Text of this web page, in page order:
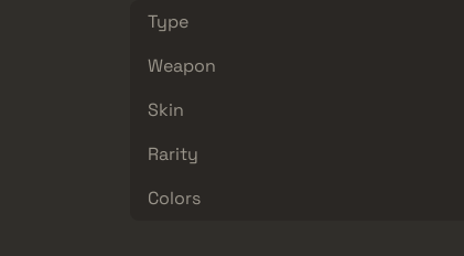
Type
Weapon
Skin
Rarity
Colors